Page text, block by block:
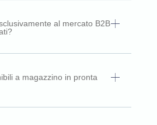
al mercato B2B
a magazzino in pronta